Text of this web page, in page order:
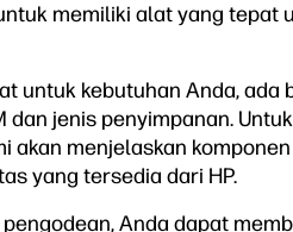
memiliki alat yang tepat
untuk kebutuhan Anda, ada
jenis penyimpanan.
akan menjelaskan
yang tersedia dari HP.
Anda dapat